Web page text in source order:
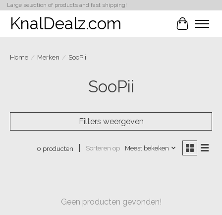
Large selection of products and fast shipping!
KnalDealz.com
Home / Merken / SooPii
SooPii
Filters weergeven
0 producten Sorteren op Meest bekeken
Geen producten gevonden!